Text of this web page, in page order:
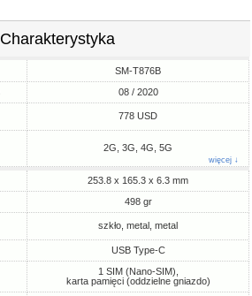
Charakterystyka
SM-T876B
08 / 2020
778 USD
2G, 3G, 4G, 5G
więcej ↓
253.8 x 165.3 x 6.3 mm
498 gr
szkło, metal, metal
USB Type-C
1 SIM (Nano-SIM),
karta pamięci (oddzielne gniazdo)